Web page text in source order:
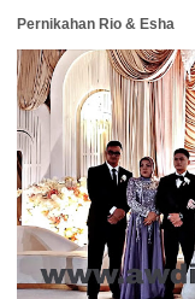
Pernikahan Rio & Esha